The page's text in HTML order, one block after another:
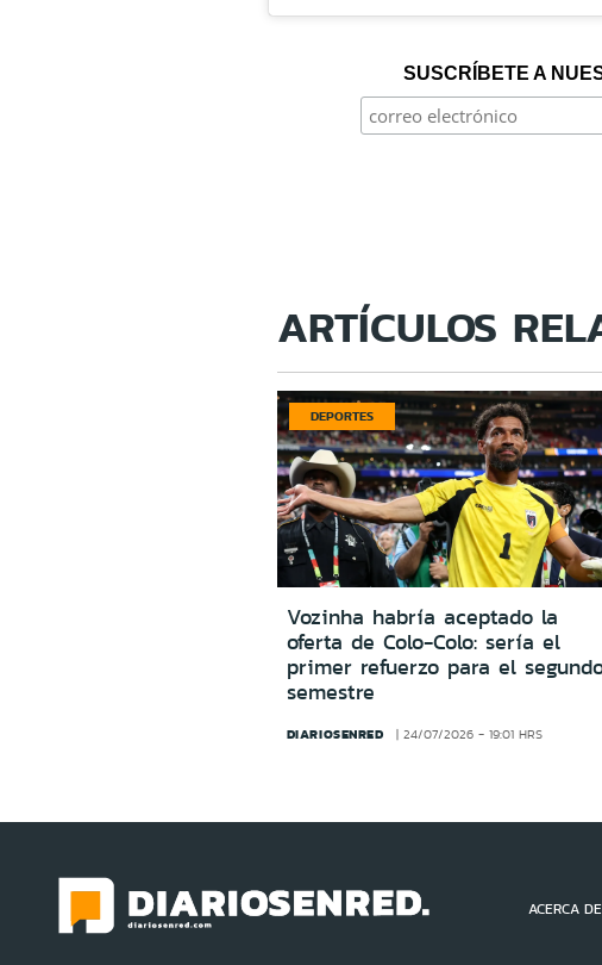
SUSCRÍBETE A
ARTÍCULOS
DEPORTES
Vozinha habría aceptado la
oferta de Colo-Colo: sería el
primer refuerzo para el
semestre
DIARIOSENRED 24/07/2026 - 19:01 HRS
ACERCA